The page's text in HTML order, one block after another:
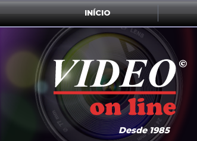
INÍCIO
Desde 1985